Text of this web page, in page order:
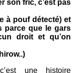
son fric, c’est pas
à pouf détecté) et
parce que le gars
droit et qu’on
une histoire